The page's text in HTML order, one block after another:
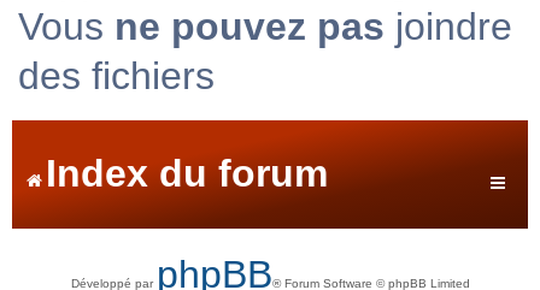
Vous ne pouvez pas joindre
des fichiers
Index du forum
Développé par phpBB® Forum Software © phpBB Limited